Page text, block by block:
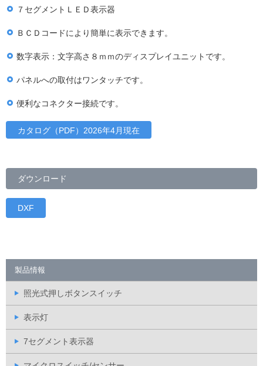
７セグメントＬＥＤ表示器
ＢＣＤコードにより簡単に表示できます。
数字表示：文字高さ８ｍｍのディスプレイユニットです。
パネルへの取付はワンタッチです。
便利なコネクター接続です。
カタログ（PDF）2026年4月現在
ダウンロード
DXF
製品情報
照光式押しボタンスイッチ
表示灯
7セグメント表示器